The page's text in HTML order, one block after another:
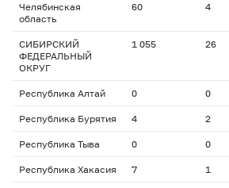
Челябинская
область
60 4
СИБИРСКИЙ
ФЕДЕРАЛЬНЫЙ
ОКРУГ
1 055 26
Республика Алтай 0 0
Республика Бурятия 4 2
Республика Тыва 0 0
Республика Хакасия 7 1